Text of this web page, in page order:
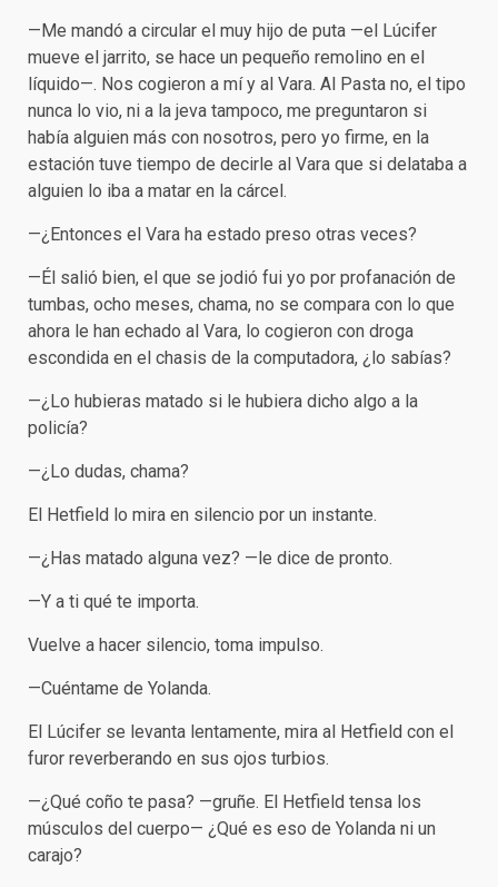
—Me mandó a circular el muy hijo de puta —el Lúcifer
mueve el jarrito, se hace un pequeño remolino en el
líquido—. Nos cogieron a mí y al Vara. Al Pasta no, el tipo
nunca lo vio, ni a la jeva tampoco, me preguntaron si
había alguien más con nosotros, pero yo firme, en la
estación tuve tiempo de decirle al Vara que si delataba a
alguien lo iba a matar en la cárcel.
—¿Entonces el Vara ha estado preso otras veces?
—Él salió bien, el que se jodió fui yo por profanación de
tumbas, ocho meses, chama, no se compara con lo que
ahora le han echado al Vara, lo cogieron con droga
escondida en el chasis de la computadora, ¿lo sabías?
—¿Lo hubieras matado si le hubiera dicho algo a la
policía?
—¿Lo dudas, chama?
El Hetfield lo mira en silencio por un instante.
—¿Has matado alguna vez? —le dice de pronto.
—Y a ti qué te importa.
Vuelve a hacer silencio, toma impulso.
—Cuéntame de Yolanda.
El Lúcifer se levanta lentamente, mira al Hetfield con el
furor reverberando en sus ojos turbios.
—¿Qué coño te pasa? —gruñe. El Hetfield tensa los
músculos del cuerpo— ¿Qué es eso de Yolanda ni un
carajo?